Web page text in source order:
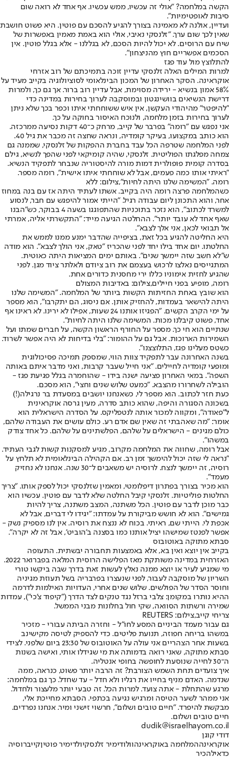
הקשה במלחמה? "אולי זה עכשיו, ממש עכשיו. אף אחד לא רואה שום
סיבות לאופטימיות".
ועדיין, אולנה לא מאמינה בצורך להגיע להסכם עם פוטין. היא פשוט חושבת
שאין לכך שום ערך. "זלנסקי נאיבי, אולי הוא באמת מאמין באפשרות של
שיח עם הרוסים. לא יכול להיות הסכם, לא בגללנו - אלא בגלל פוטין. אין
הסכמים אפשריים חוץ מהניצחון".
להתלוצץ מול עוד פגז
למרות המילים האלה זלנסקי עדיין זוכה בתמיכתם של רוב אזרחי
אוקראינה. הסקר האחרון של המכון הבינלאומי לסוציולוגיה בקייב מעיד על
58% אמון בנשיא - ירידה מסוימת, אבל עדיין רוב ברור. אך גם כך, ולמרות
דרישת הנשיאים בוושינגטון ובמוסקבה לערוך בחירות במדינה כדי
"להיפטר" מהיהודי העקשן, אין איש ששוחחתי איתו וכפר בכך שלא ניתן
לערוך בחירות בזמן מלחמה, ולנוכח האיסור בחוקה על כך.
אני נפגש עם "רומה" בפרבר של קייב, מרחק כ־40 דקות נסיעה ממרכזה.
הוא כותב במקצועו, בעיקר קומדיה, ונראה שחצה זה מכבר את גיל 40.
לפני המלחמה שטרפה הכל עבד בחברת ההפקות של זלנסקי, שממנה גם
צמחה מפלגתו הפוליטית. זלנסקי, שהיה קומיקאי לפני שהפך לנשיא, גילם
בסדרה קומית פופולרית דמות מורה להיסטוריה שנבחר לתפקיד הנשיא.
"ראיתי אותו כמה פעמים, אבל לא שוחחתי איתו אישית", רומה מספר.
רומה. "המשימה שלנו היתה לחיות",צילום: ללא
כשהמלחמה פרצה רומה היה בקייב. אשתו לעתיד היתה אז עם בנה במחוז
אחר, והוא התכונן ליום עבודה רגיל. "הייתי אמור להיפגש עם חבר, לנסוע
למשרד לכתוב", הוא נזכר בתוכניות שהתפוגגו בשעה 4 בבוקר, כש"הבנו
שאף אחד לא עובד יותר". ההחלטה הגיעה מייד: "התקשרתי אליה, אמרתי
אל תבואי לכאן, אני אלך לצבא".
היא החליטה להגיע בכל זאת, בציפייה שהדבר ימנע ממנו לממש את
החלטתו. יום אחד בילו יחד לפני שהכריז "טאק, אני הולך לצבא". הוא מודה
ש"לא חשב שזה יימשך שנים". באותם ימים המציאות היתה כאוטית.
המתגייסים נאלצו לרכוש בעצמם את רוב ציודם ולאלתר ציוד מגן. לפני
שהגיע לחזית אימוניו כללו ירי מחסנית כדורים אחת.
רומה, מופיע בפני חיילים,צילום: באדיבות המצולם
הוא שובץ באחת החזיתות הקשות ביותר של המלחמה. "המשימה שלנו
היתה להישאר בעמדות, להחזיק אותן. אם ניסוג, הם יתקרבו", הוא מספר
על ימי הקרב הקשים. "הפגיזו אותנו 24 שעות, אפילו לא ירינו. לא ראינו אף
אחד, פשוט קיבלנו מכות. המשימה שלנו היתה לחיות".
שנתיים הוא חי כך. מספר על החורף הראשון הקשה, על חברים שמתו ועל
השמירות הארוכות. אבל גם על ההומור: "בלי בדיחות לא היה אפשר לשרוד.
כשטס מעלינו פגז, התלוצצנו".
בשנה האחרונה עבר לתפקיד צוות הווי, שמספק תמיכה פסיכולוגית
ומופעי קומדיה לחיילים. "אני חייל שעבר קרבות, ואני מדבר איתם באותה
השפה". במאי האחרון פציעה ישנה בידו - שהוחמרה בגלל פגיעת פגז -
הובילה לשחרורו מהצבא. "כמעט שלוש שנים וחצי", הוא מסכם.
כעת חזר לכתוב. הוא מספר לי, כשאנחנו יושבים במסעדת בר נרגילה(!)
בשכונה הסגורה והיפה, שהוא כותב סדרה, מעין גרסה אוקראינית
ל"פאודה", ומקווה למכור אותה לנטפליקס. על הסדרה הישראלית הוא
אומר: "מה שאהבתי זה שאין שם אדם רע. כולם עושים את העבודה שלהם,
כולם מגינים - הישראלים על שלהם, הפלשתינים על שלהם. כל אחד צודק
במשהו".
אבל רומה, שחווה את המלחמה מקרוב, מגיע למסקנות קשות לגבי העתיד.
"נראה לי שזה יכול להימשך זמן רב. אם הקהילה הבינלאומית לא תלחץ על
רוסיה, זה יימשך לנצח. לרוסיה יש משאבים ל־30 שנה. אנחנו לא נחזיק
מעמד".
הוא מכיר בצורך בפתרון דיפלומטי, ומאמין שזלנסקי יכול לספק אותו. "צריך
החלטות פוליטיות. זלנסקי קיבל החלטה שלא לדבר עם פוטין. עכשיו הוא
כבר מוכן לדבר עם פוטין. הכל משתנה, המצב משתנה, צריך להיות
גמישים". הוא לא חושש מביקורת על עמדתו: "יגידו לי דברים, אבל לא
אכפת לי. הייתי שם, ראיתי. בכוח לא ננצח את רוסיה. אין לנו מספיק נשק -
אפשר לפנטז שמישהו יציל אותנו כמו בסצנה ב'הוביט', אבל זה לא יקרה".
סבתא מתוקה באוטובוס
בקייב אין יוצא ואין בא, אלא באמצעות תחבורה יבשתית. התעופה
האזרחית במדינה משותקת מאז הפלישה הרוסית המלאה בפברואר 2022.
מי שמגיע לעיר או יוצא ממנה נאלץ לעשות זאת בדרך שבה ביקשו טורי
השריון של מוסקבה לעבור, לפני שנעצרו בפרבריה בשל תעוזת מגיניה
וחוסר הסדר של הפולשים. שלוש שנים אחרי, העדויות האילמות לדרמה
ההיא נותרו במקומן: צלבי ברזל נגד טנקים לצד הדרך ("קיפוד צ'כי"), עמדות
שמירה ורשתות הסוואה, שקי חול בחלונות מבני הממשל.
צריחי קייב,צילום: REUTERS
גם עבור מעמד הביניים המסע לחו"ל - וחזרה הביתה עבורי - מזכיר
במשהו בריחה חפוזה, תנועת פליטים. כדי להספיק לטיסה מקישינב
בשעות אחר הצהריים אני עולה על האוטובוס של 23:30 ביום שלפני. לצידי
סבתא מתוקה, שאני רואה בדמותה את מי שגידלו אותי, ואישה בשנות
ה־30 לחייה שנוסעת לחופשה בחופי אנטליה.
איך צועדים תחת השמש הצורבת? זה הרבה יותר פשוט, כנראה, ממה
שנדמה. האדם מניף בחייו את רגליו ולא חדל - עד שחדל. כך גם במלחמה:
מרגע שהתחלת - אתה צועד. למרות הכל. זה טבעי יותר מלעצור ולחדול.
אני ממהר לשער הטיסה ומרגיש נגיעה בכתפי. הסבתא מחייכת אלי,
מבקשת להיפרד. "חיים טובים ושלום", חרשוי זישני ומיר. אנחנו נפרדים.
חיים טובים ושלום.
dudik@israelhayom.co.il
דודי קוגן
אוקראינההמלחמה באוקראינהוולודימיר זלנסקיולדימיר פוטיןקייברוסיה
כדאילהכיר